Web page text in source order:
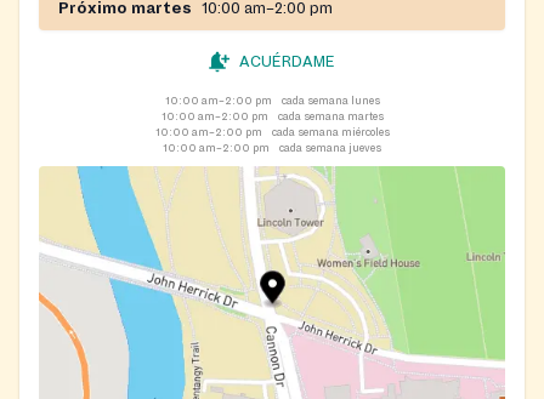
Próximo martes 10:00 am–2:00 pm
ACUÉRDAME
10:00 am–2:00 pm
cada semana lunes
10:00 am–2:00 pm
cada semana martes
10:00 am–2:00 pm
cada semana miércoles
10:00 am–2:00 pm
cada semana jueves